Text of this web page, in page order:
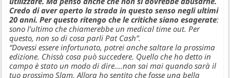
Credo di aver aperto la strada in questo senso negli ultimi
20 anni. Per questo ritengo che le critiche siano esagerate:
sono l'ultimo che chiamerebbe un medical time out. Per
questo, non so di cosa parli Pat Cash”.
“Dovessi essere infortunato, potrei anche saltare la prossima
edizione. Chissà cosa può succedere. Quello che ho detto in
campo è stato un modo di dire….non sai mai quando sarà il
tuo prossimo Slam. Allora ho sentito che fosse una bella